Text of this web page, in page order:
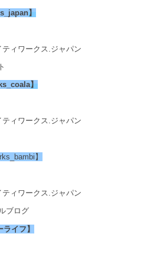
】
ィワークス.ジャパン
】
ィワークス.ジャパン
】
ィワークス.ジャパン
ブログ
イフ】